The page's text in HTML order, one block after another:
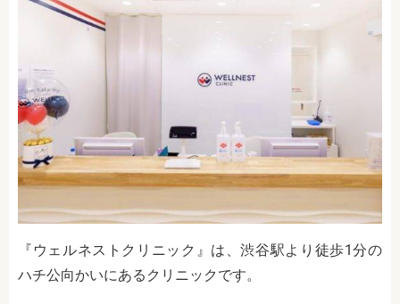
『ウェルネストクリニック』は、渋谷駅より徒歩1分の
ハチ公向かいにあるクリニックです。